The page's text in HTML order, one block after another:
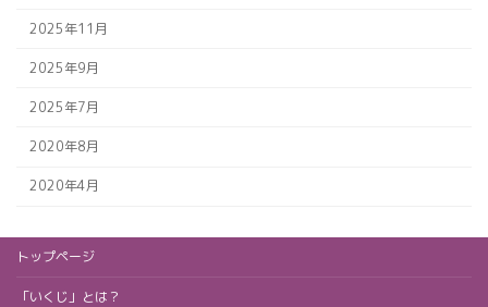
2025年11月
2025年9月
2025年7月
2020年8月
2020年4月
トップページ
「いくじ」とは？